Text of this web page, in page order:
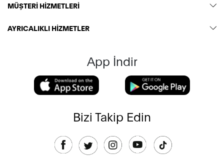
MÜŞTERİ HİZMETLERİ
AYRICALIKLI HİZMETLER
App İndir
Bizi Takip Edin